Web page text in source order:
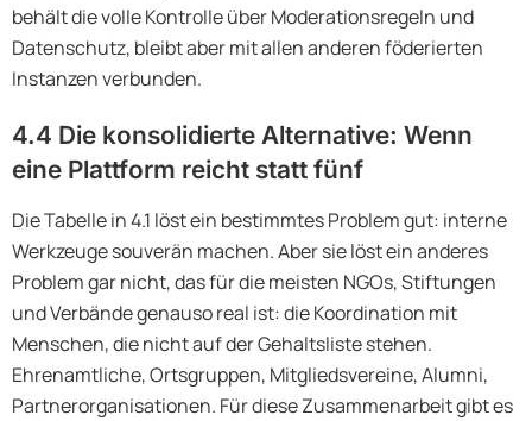
behält die volle Kontrolle über Moderationsregeln und
Datenschutz, bleibt aber mit allen anderen föderierten
Instanzen verbunden.
4.4 Die konsolidierte Alternative: Wenn
eine Plattform reicht statt fünf
Die Tabelle in 4.1 löst ein bestimmtes Problem gut: interne
Werkzeuge souverän machen. Aber sie löst ein anderes
Problem gar nicht, das für die meisten NGOs, Stiftungen
und Verbände genauso real ist: die Koordination mit
Menschen, die nicht auf der Gehaltsliste stehen.
Ehrenamtliche, Ortsgruppen, Mitgliedsvereine, Alumni,
Partnerorganisationen. Für diese Zusammenarbeit gibt es